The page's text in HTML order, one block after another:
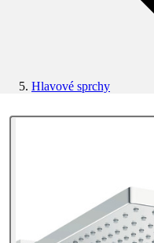
Hlavové sprchy